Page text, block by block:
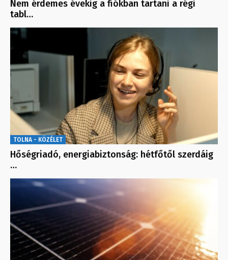
Nem érdemes évekig a fiókban tartani a régi
tabl…
TOLNA - KÖZÉLET
Hőségriadó, energiabiztonság: hétfőtől szerdáig
…